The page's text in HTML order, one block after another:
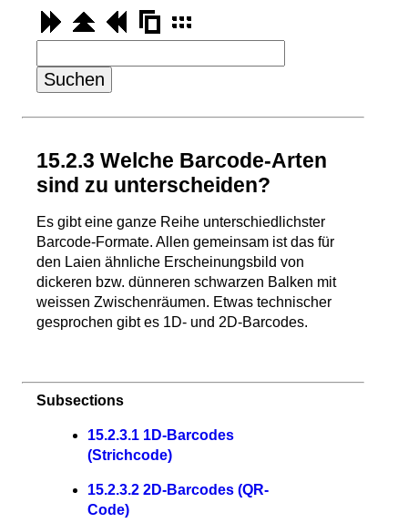
15.2.3 Welche Barcode-Arten
sind zu unterscheiden?
Es gibt eine ganze Reihe unterschiedlichster
Barcode-Formate. Allen gemeinsam ist das für
den Laien ähnliche Erscheinungsbild von
dickeren bzw. dünneren schwarzen Balken mit
weissen Zwischenräumen. Etwas technischer
gesprochen gibt es 1D- und 2D-Barcodes.
Subsections
15.2.3.1 1D-Barcodes
(Strichcode)
15.2.3.2 2D-Barcodes (QR-
Code)